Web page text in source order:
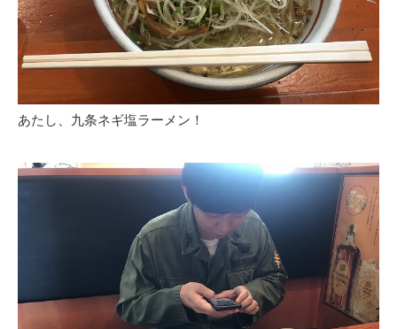
あたし、九条ネギ塩ラーメン！